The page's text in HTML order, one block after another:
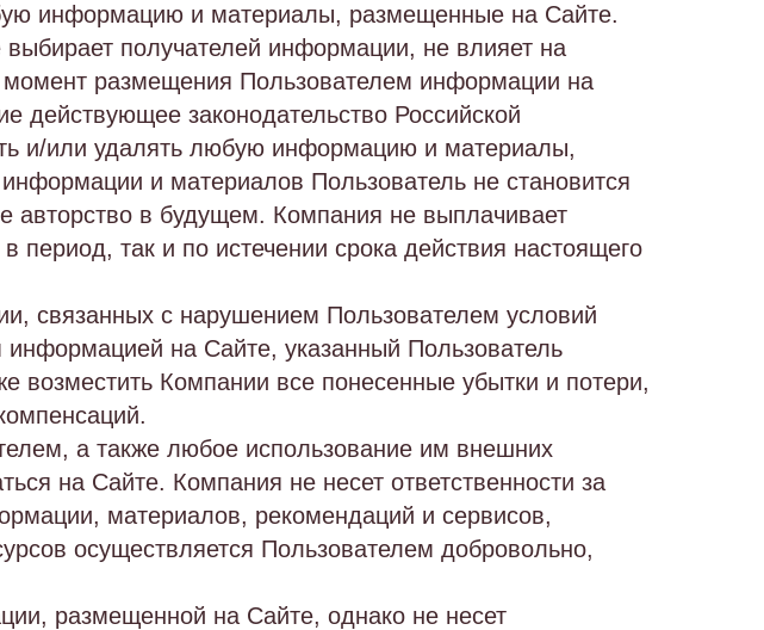
информацию и материалы, размещенные на Сайте.
получателей информации, не влияет на
размещения Пользователем информации на
действующее законодательство Российской
и/или удалять любую информацию и материалы,
и материалов Пользователь не становится
авторство в будущем. Компания не выплачивает
период, так и по истечении срока действия настоящего
связанных с нарушением Пользователем условий
на Сайте, указанный Пользователь
возместить Компании все понесенные убытки и потери,
а также любое использование им внешних
на Сайте. Компания не несет ответственности за
материалов, рекомендаций и сервисов,
осуществляется Пользователем добровольно,
размещенной на Сайте, однако не несет